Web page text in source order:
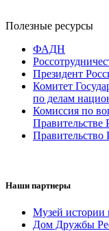
Полезные ресурсы
ФАДН
Президент
Комитет
по делам
Комиссия по
Правительстве
Правительство
Наши партнеры
Музей истории
Дом Дружбы